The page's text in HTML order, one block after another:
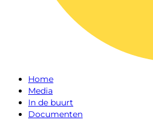
Home
Media
In de buurt
Documenten